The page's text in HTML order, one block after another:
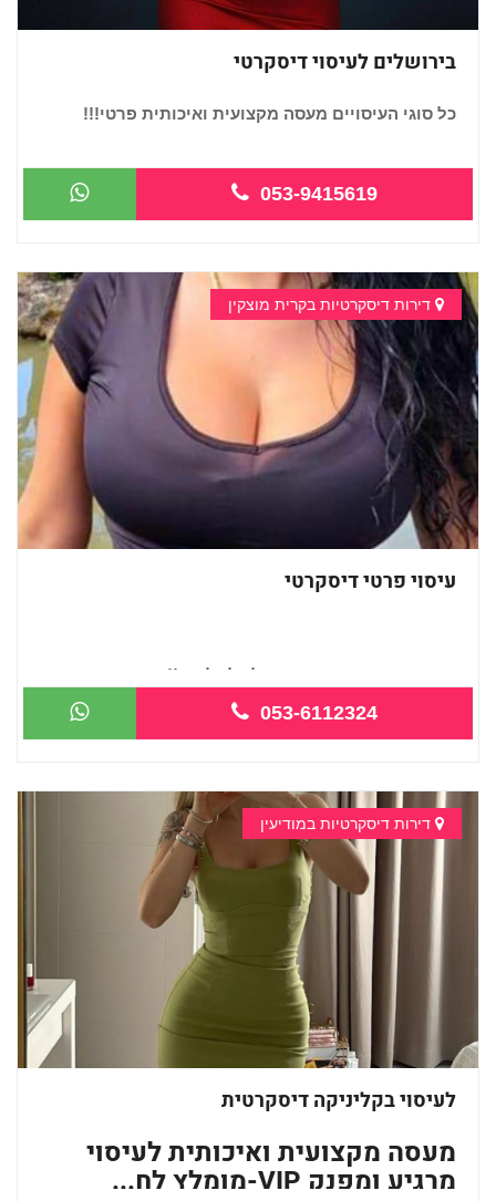
בירושלים לעיסוי דיסקרטי
כל סוגי העיסויים מעסה מקצועית ואיכותית פרטי!!!
053-9415619
דירות דיסקרטיות בקרית מוצקין
עיסוי פרטי דיסקרטי
מעסה חדשה בקריות -מומלץ לחלוטין!!
053-6112324
דירות דיסקרטיות במודיעין
לעיסוי בקליניקה דיסקרטית
מעסה מקצועית ואיכותית לעיסוי
מרגיע ומפנק VIP-מומלץ לח...